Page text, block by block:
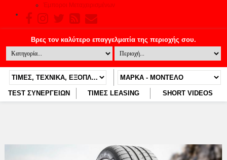
Έμποροι Μεταχειρισμένων
TEST ΣΥΝΕΡΓΕΙΩΝ ΤΙΜΕΣ LEASING SHORT VIDEOS